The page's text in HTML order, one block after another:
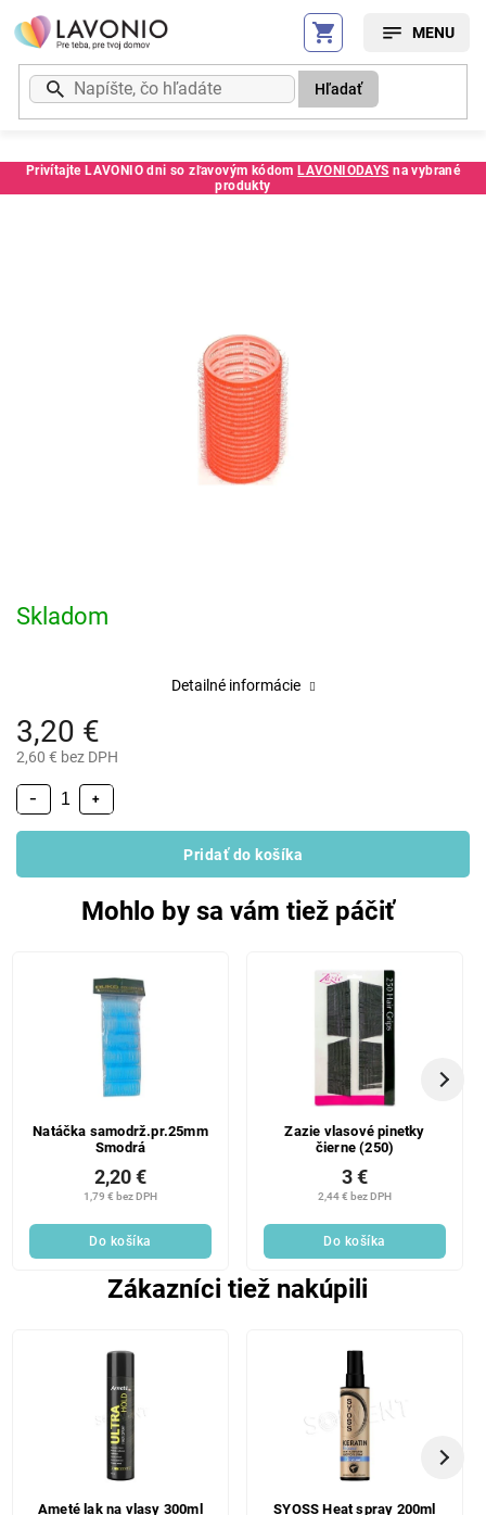
Prejsť
na
obsah
Privítajte LAVONIO dni so zľavovým kódom LAVONIODAYS na vybrané
produkty
Hľadať
Kód: 65
3,20 €
2,60 € bez DPH
Skladom
+
−
Pridať do košíka
Detailné informácie
Mohlo by sa vám tiež páčiť
Natáčka samodrž.pr.25mm
Smodrá
1,79 € bez DPH
2,20 €
Do košíka
Zazie vlasové pinetky
čierne (250)
2,44 € bez DPH
3 €
Do košíka
Zákazníci tiež nakúpili
Ameté lak na vlasy 300ml
SYOSS Heat spray 200ml